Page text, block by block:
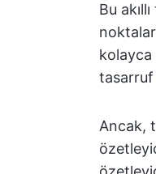
Bu
tasarruf
Ancak,